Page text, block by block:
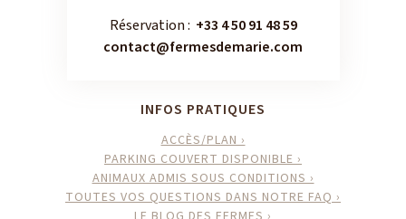
Réservation : +33 4 50 91 48 59
contact@fermesdemarie.com
INFOS PRATIQUES
ACCÈS/PLAN ›
PARKING COUVERT DISPONIBLE ›
ANIMAUX ADMIS SOUS CONDITIONS ›
TOUTES VOS QUESTIONS DANS NOTRE FAQ ›